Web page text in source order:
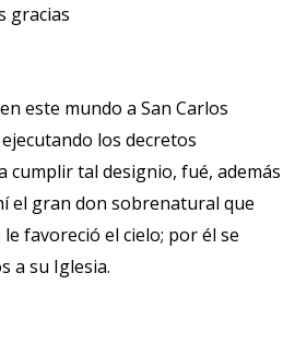
gracias
este mundo a San Carlos
los decretos
cumplir tal designio, fué, además
el gran don sobrenatural que
favoreció el cielo; por él se
a su Iglesia.